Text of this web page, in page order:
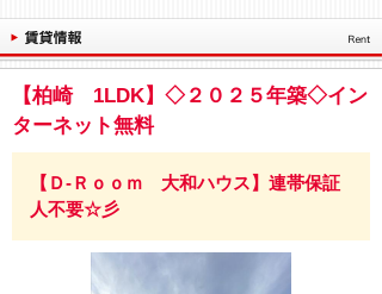
【柏崎 1LDK】◇２０２５年築◇イン
ターネット無料
【Ｄ-Ｒｏｏｍ 大和ハウス】連帯保証
人不要☆彡